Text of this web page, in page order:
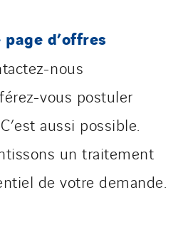
d’offres
nous
vous postuler
aussi possible.
un traitement
de votre demande.